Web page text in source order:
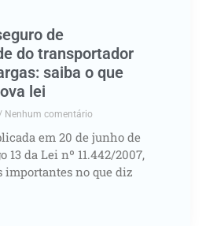
de
do transportador
saiba o que
lei
Nenhum comentário
em 20 de junho de
13 da Lei nº 11.442/2007,
importantes no que diz